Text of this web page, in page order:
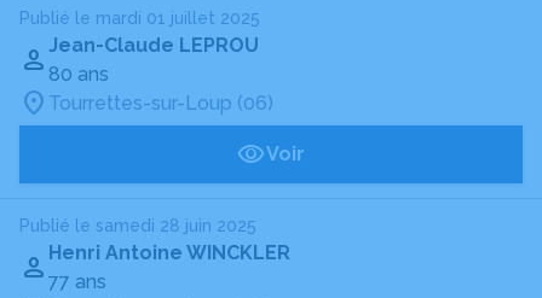
Publié le mardi 01 juillet 2025
Jean-Claude LEPROU
80 ans
Tourrettes-sur-Loup (06)
Voir
Publié le samedi 28 juin 2025
Henri Antoine WINCKLER
77 ans